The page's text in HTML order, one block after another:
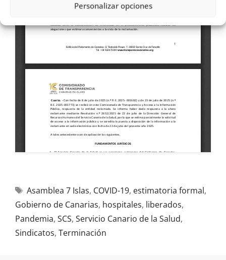
Personalizar opciones
Asamblea 7 Islas, COVID-19, estimatoria formal,
Gobierno de Canarias, hospitales, liberados,
Pandemia, SCS, Servicio Canario de la Salud,
Sindicatos, Terminación